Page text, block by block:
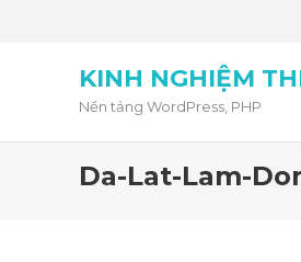
KINH NGHIỆM
Nền tảng WordPress, PHP
Da-Lat-Lam-